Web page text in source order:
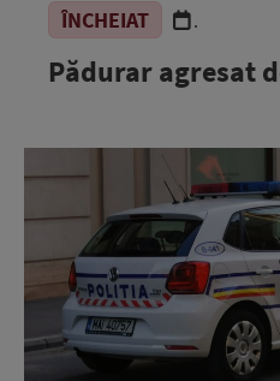
ÎNCHEIAT .
Pădurar agresat